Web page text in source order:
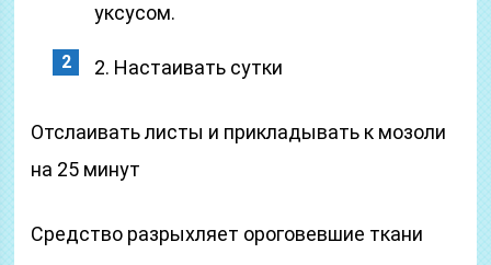
уксусом.
2. Настаивать сутки
Отслаивать листы и прикладывать к мозоли
на 25 минут
Средство разрыхляет ороговевшие ткани